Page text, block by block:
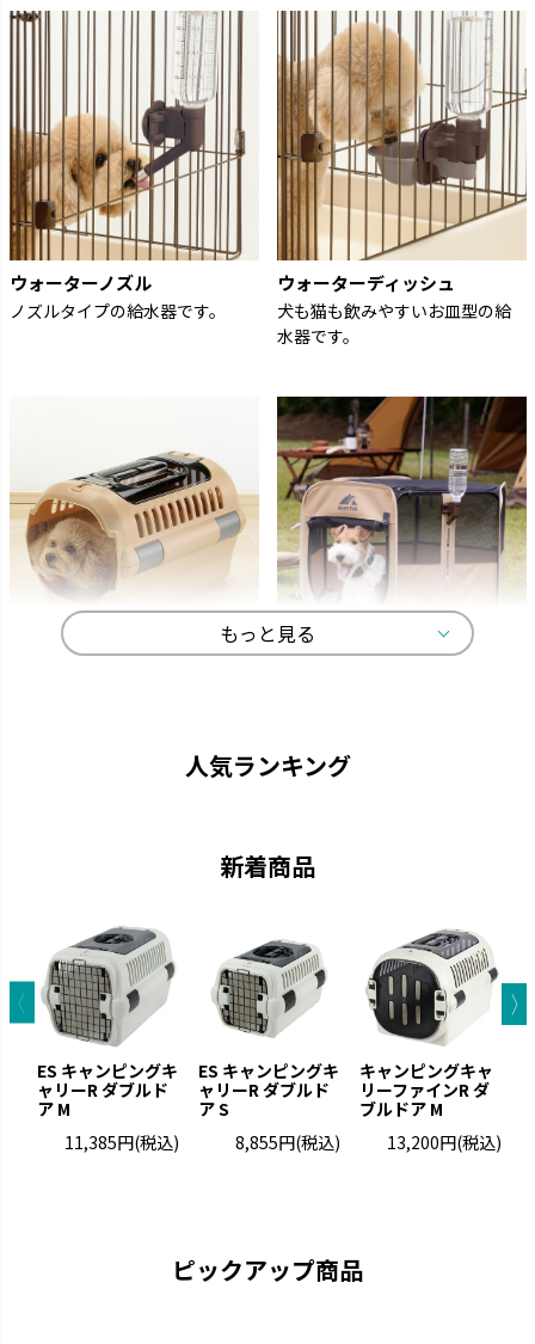
ウォーターノズル
ノズルタイプの給水器です。
ウォーターディッシュ
犬も猫も飲みやすいお皿型の給
水器です。
凹凸が少なくお手入れが簡単で
す。
猫と過ごすおしゃれ空間を演出
もっと見る
人気ランキング
新着商品
ES キャンピングキ
ャリーR ダブルド
ア M
11,385円(税込)
ES キャンピングキ
ャリーR ダブルド
ア S
8,855円(税込)
キャンピングキャ
リーファインR ダ
ブルドア M
13,200円(税込)
ピックアップ商品